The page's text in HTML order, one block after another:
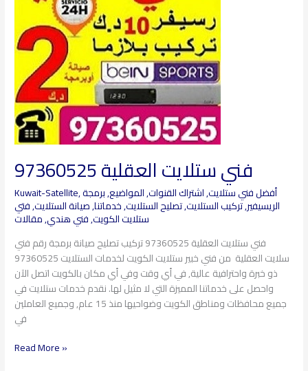
فني ستلايت العقلية​ 97360525
Kuwait-Satellite, أفضل فني ستلايت,اشتراك القنوات,المواضيع,برمجة
الريسيفير,تركيب الستلايت,تصليح الستلايت,خدماتنا,صيانة الستلايت,فتي
ستلايت الكويت,فني هندي,مقالات
فني ستلايت العقلية 97360525 تركيب تصليح صيانة برمجة رقم فني
سلايت العقلية من فني خبير ستلايت الكويت لخدمات الستلايت 97360525
ذو خبرة واحترافية عالية, في أي وقت وفي أي مكان بالكويت اتصل الآن
واحصل على خدماتنا المميزة التي لا مثيل لها. نقدم خدمات ستلايت في
جميع محافظات ومناطق الكويت وضواحيها منذ 15 عام, وجميع العاملين
في
Read More »